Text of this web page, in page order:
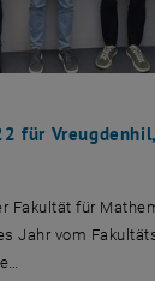
für
Fakultät für
Jahr vom